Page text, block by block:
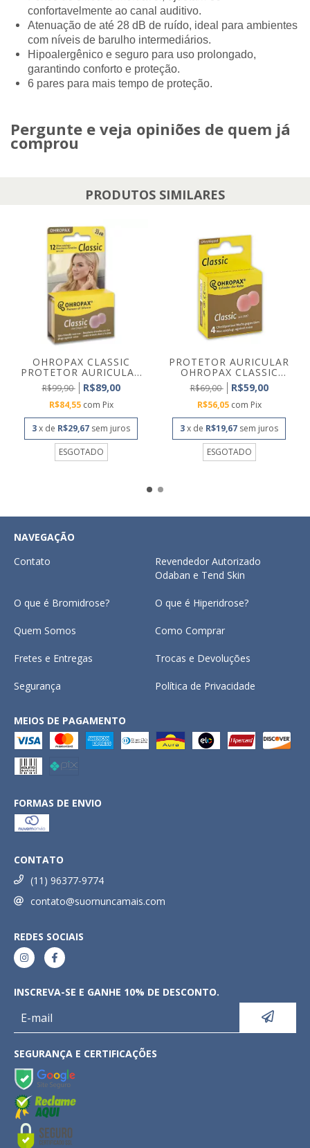
confortavelmente ao canal auditivo.
Atenuação de até 28 dB de ruído, ideal para ambientes
com níveis de barulho intermediários.
Hipoalergênico e seguro para uso prolongado,
garantindo conforto e proteção.
6 pares para mais tempo de proteção.
Pergunte e veja opiniões de quem já
comprou
PRODUTOS SIMILARES
OHROPAX CLASSIC
PROTETOR AURICULAR
DE CE...
R$99,90 R$89,00
R$84,55 com Pix
3x de R$29,67 sem juros
ESGOTADO
PROTETOR AURICULAR
OHROPAX CLASSIC
CERA...
R$69,00 R$59,00
R$56,05 com Pix
3x de R$19,67 sem juros
ESGOTADO
NAVEGAÇÃO
Contato
Revendedor Autorizado
Odaban e Tend Skin
O que é Bromidrose? O que é Hiperidrose?
Quem Somos Como Comprar
Fretes e Entregas Trocas e Devoluções
Segurança Política de Privacidade
MEIOS DE PAGAMENTO
FORMAS DE ENVIO
CONTATO
(11) 96377-9774
contato@suornuncamais.com
REDES SOCIAIS
INSCREVA-SE E GANHE 10% DE DESCONTO.
SEGURANÇA E CERTIFICAÇÕES